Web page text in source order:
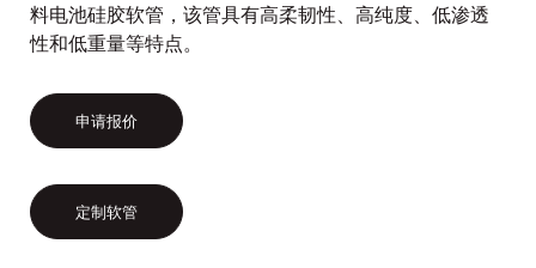
料电池硅胶软管，该管具有高柔韧性、高纯度、低渗透
性和低重量等特点。
申请报价
定制软管